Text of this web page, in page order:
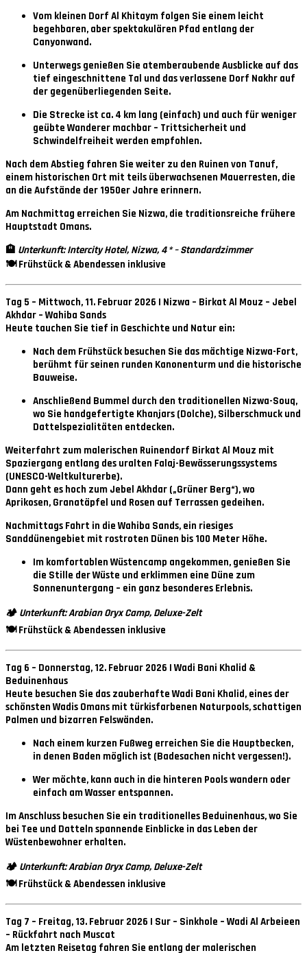
Vom kleinen Dorf Al Khitaym folgen Sie einem leicht
begehbaren, aber spektakulären Pfad entlang der
Canyonwand.
Unterwegs genießen Sie atemberaubende Ausblicke auf das
tief eingeschnittene Tal und das verlassene Dorf Nakhr auf
der gegenüberliegenden Seite.
Die Strecke ist ca. 4 km lang (einfach) und auch für weniger
geübte Wanderer machbar – Trittsicherheit und
Schwindelfreiheit werden empfohlen.
Nach dem Abstieg fahren Sie weiter zu den Ruinen von Tanuf,
einem historischen Ort mit teils überwachsenen Mauerresten, die
an die Aufstände der 1950er Jahre erinnern.
Am Nachmittag erreichen Sie Nizwa, die traditionsreiche frühere
Hauptstadt Omans.
🏨 Unterkunft: Intercity Hotel, Nizwa, 4 * – Standardzimmer
🍽 Frühstück & Abendessen inklusive
Tag 5 – Mittwoch, 11. Februar 2026 | Nizwa – Birkat Al Mouz – Jebel
Akhdar – Wahiba Sands
Heute tauchen Sie tief in Geschichte und Natur ein:
Nach dem Frühstück besuchen Sie das mächtige Nizwa-Fort,
berühmt für seinen runden Kanonenturm und die historische
Bauweise.
Anschließend Bummel durch den traditionellen Nizwa-Souq,
wo Sie handgefertigte Khanjars (Dolche), Silberschmuck und
Dattelspezialitäten entdecken.
Weiterfahrt zum malerischen Ruinendorf Birkat Al Mouz mit
Spaziergang entlang des uralten Falaj-Bewässerungssystems
(UNESCO-Weltkulturerbe).
Dann geht es hoch zum Jebel Akhdar („Grüner Berg“), wo
Aprikosen, Granatäpfel und Rosen auf Terrassen gedeihen.
Nachmittags Fahrt in dieWahiba Sands, ein riesiges
Sanddünengebiet mit rostroten Dünen bis 100 Meter Höhe.
Im komfortablenWüstencamp angekommen, genießen Sie
die Stille der Wüste und erklimmen eine Düne zum
Sonnenuntergang – ein ganz besonderes Erlebnis.
🏕 Unterkunft: Arabian Oryx Camp, Deluxe-Zelt
🍽 Frühstück & Abendessen inklusive
Tag 6 – Donnerstag, 12. Februar 2026 | Wadi Bani Khalid &
Beduinenhaus
Heute besuchen Sie das zauberhafteWadi Bani Khalid, eines der
schönsten Wadis Omans mit türkisfarbenen Naturpools, schattigen
Palmen und bizarren Felswänden.
Nach einem kurzen Fußweg erreichen Sie die Hauptbecken,
in denen Baden möglich ist (Badesachen nicht vergessen!).
Wer möchte, kann auch in die hinteren Pools wandern oder
einfach am Wasser entspannen.
Im Anschluss besuchen Sie ein traditionelles Beduinenhaus, wo Sie
bei Tee und Datteln spannende Einblicke in das Leben der
Wüstenbewohner erhalten.
🏕 Unterkunft: Arabian Oryx Camp, Deluxe-Zelt
🍽 Frühstück & Abendessen inklusive
Tag 7 – Freitag, 13. Februar 2026 | Sur – Sinkhole – Wadi Al Arbeieen
– Rückfahrt nach Muscat
Am letzten Reisetag fahren Sie entlang der malerischen